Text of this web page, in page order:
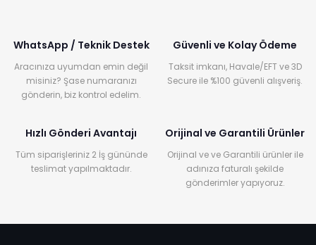
WhatsApp / Teknik Destek
Aracınıza uyumdan emin değil
misiniz? Şase numaranızı
gönderin, biz kontrol edelim.
Güvenli ve Kolay Ödeme
Taksit imkanı, Havale/EFT ve 3D
Secure ile %100 güvenli alışveriş.
Hızlı Gönderi Avantajı
Tüm siparişleriniz 2 İş gününde
teslimat yapılmaktadır.
Orijinal ve Garantili Ürünler
Orijinal ve ve Garantili ürünler ile
adınıza faturalı şekilde
gönderimler yapıyoruz.